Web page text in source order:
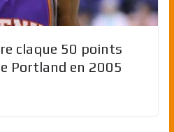
claque 50 points
Portland en 2005